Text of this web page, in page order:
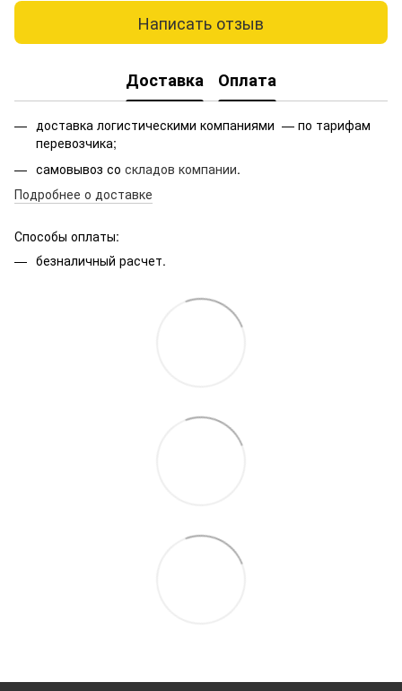
Написать отзыв
Доставка Оплата
доставка логистическими компаниями — по тарифам
перевозчика;
самовывоз со складов компании.
Подробнее о доставке
Способы оплаты:
безналичный расчет.